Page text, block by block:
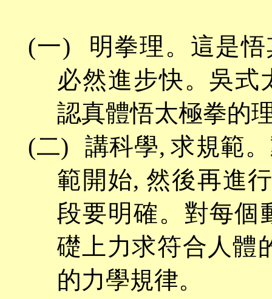
(一)
明拳理。這是
必然進步快。吳式
認真體悟太極拳的
(二)
講科學, 求規範
範開始, 然後再進
段要明確。對每個
礎上力求符合人體
的力學規律。